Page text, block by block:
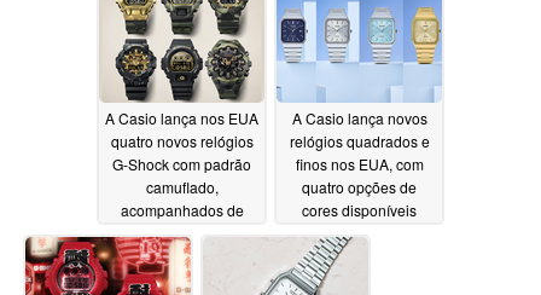
A Casio lança nos EUA
quatro novos relógios
G-Shock com padrão
camuflado,
acompanhados de
uma bolsa camuflada
de brinde06/19/2026
A Casio lança novos
relógios quadrados e
finos nos EUA, com
quatro opções de
cores disponíveis
06/18/2026